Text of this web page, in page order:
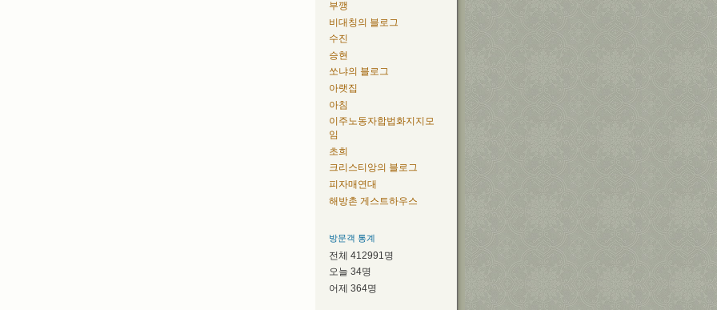
부깽
비대칭의 블로그
수진
승현
쏘냐의 블로그
아랫집
아침
이주노동자합법화지지모
임
초희
크리스티앙의 블로그
피자매연대
해방촌 게스트하우스
방문객 통계
전체 412991 명
오늘 34명
어제 364명